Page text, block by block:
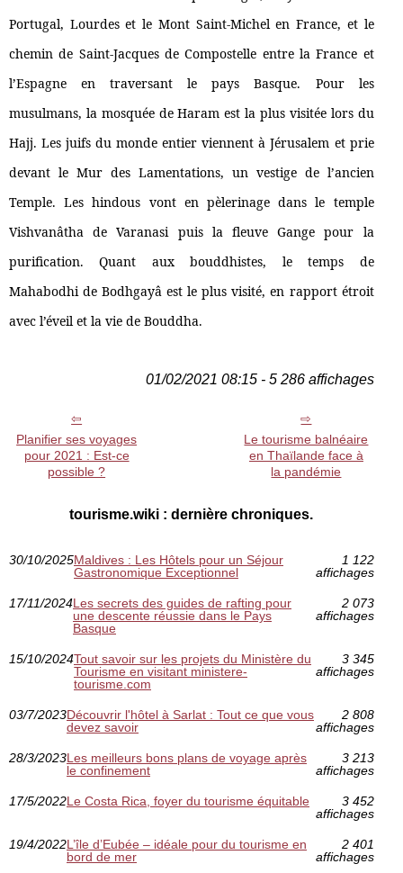
Portugal, Lourdes et le Mont Saint-Michel en France, et le
chemin de Saint-Jacques de Compostelle entre la France et
l’Espagne en traversant le pays Basque. Pour les
musulmans, la mosquée de Haram est la plus visitée lors du
Hajj. Les juifs du monde entier viennent à Jérusalem et prie
devant le Mur des Lamentations, un vestige de l’ancien
Temple. Les hindous vont en pèlerinage dans le temple
Vishvanâtha de Varanasi puis la fleuve Gange pour la
purification. Quant aux bouddhistes, le temps de
Mahabodhi de Bodhgayâ est le plus visité, en rapport étroit
avec l’éveil et la vie de Bouddha.
01/02/2021 08:15 - 5 286 affichages
Planifier ses voyages
pour 2021 : Est-ce
possible ?
Le tourisme balnéaire
en Thaïlande face à
la pandémie
tourisme.wiki : dernière chroniques.
30/10/2025Maldives : Les Hôtels pour un Séjour
Gastronomique Exceptionnel
1 122
affichages
17/11/2024Les secrets des guides de rafting pour
une descente réussie dans le Pays
Basque
2 073
affichages
15/10/2024Tout savoir sur les projets du Ministère du
Tourisme en visitant ministere-
tourisme.com
3 345
affichages
03/7/2023Découvrir l'hôtel à Sarlat : Tout ce que vous
devez savoir
2 808
affichages
28/3/2023Les meilleurs bons plans de voyage après
le confinement
3 213
affichages
17/5/2022Le Costa Rica, foyer du tourisme équitable
3 452
affichages
19/4/2022L’île d’Eubée – idéale pour du tourisme en
bord de mer
2 401
affichages